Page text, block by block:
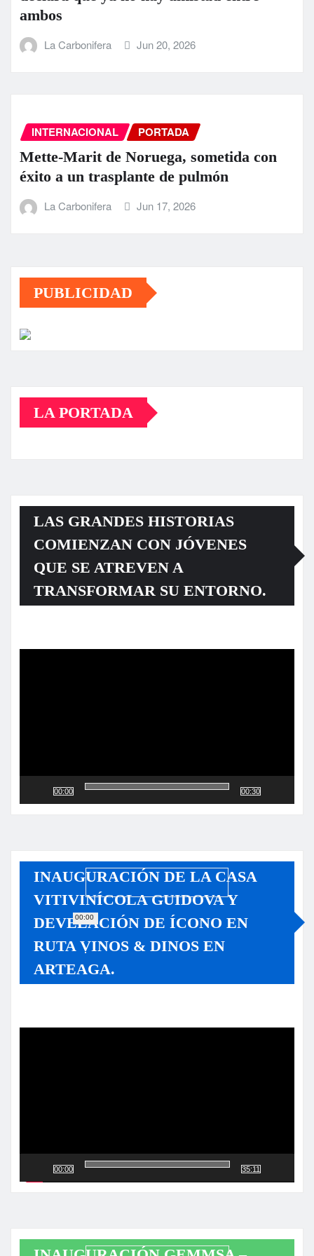
ambos
La Carbonifera Jun 20, 2026
INTERNACIONAL PORTADA
Mette-Marit de Noruega, sometida con
éxito a un trasplante de pulmón
La Carbonifera Jun 17, 2026
PUBLICIDAD
LA PORTADA
LAS GRANDES HISTORIAS
COMIENZAN CON JÓVENES
QUE SE ATREVEN A
TRANSFORMAR SU ENTORNO.
00:00
00:00
00:30
INAUGURACIÓN DE LA CASA
VITIVINÍCOLA GUIDOVA Y
DEVELACIÓN DE ÍCONO EN
RUTA VINOS & DINOS EN
ARTEAGA.
00:00 35:11